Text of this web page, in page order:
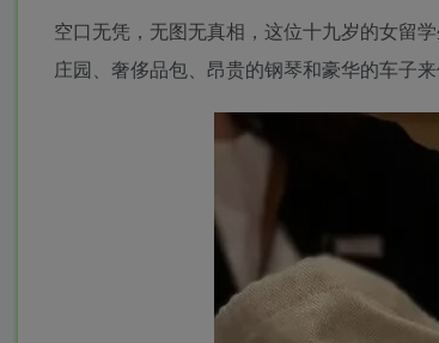
空口无凭，无图无真相，这位十九岁的女留
庄园、奢侈品包、昂贵的钢琴和豪华的车子来